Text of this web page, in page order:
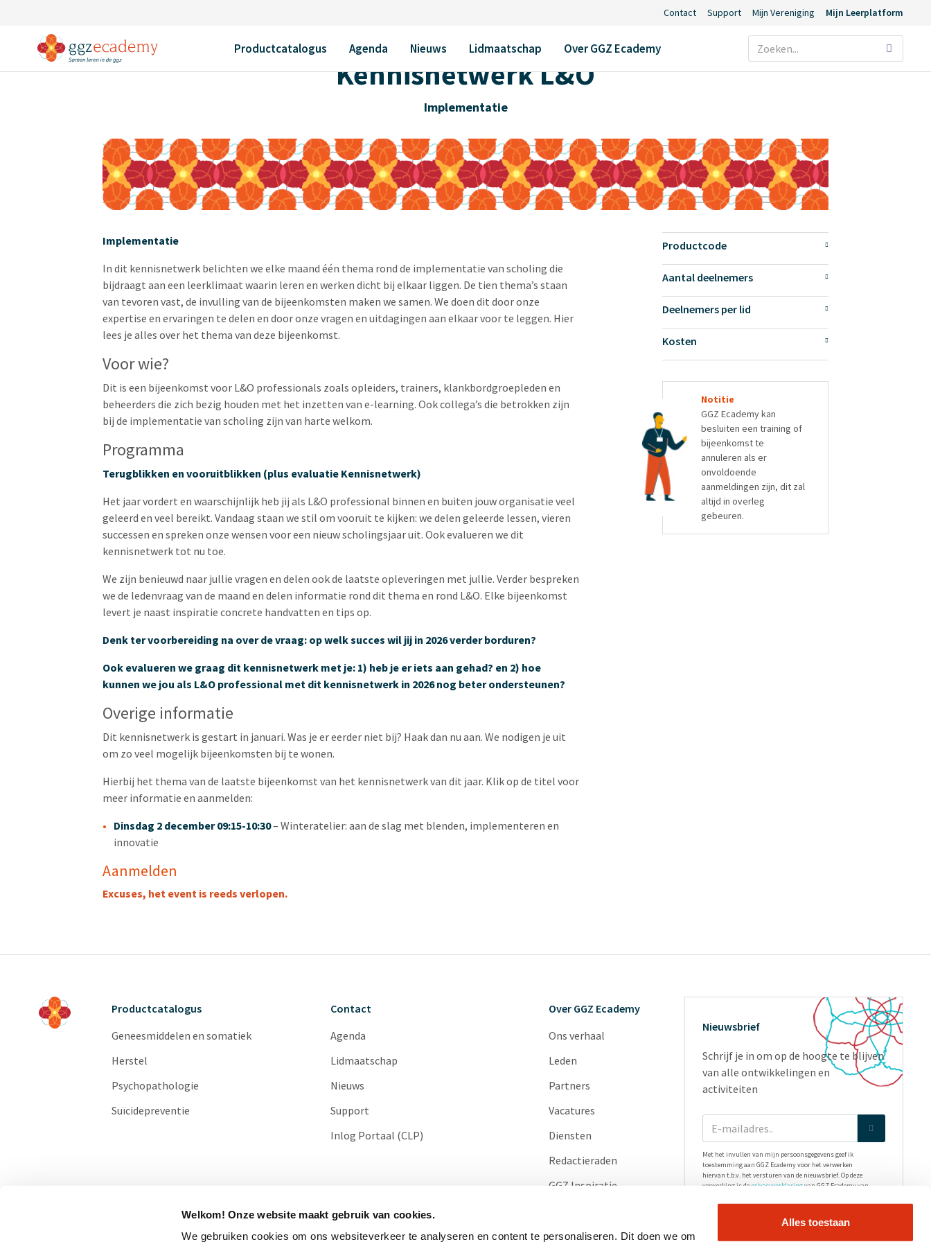
Welkom! Onze website maakt gebruik van cookies.
We gebruiken cookies om ons websiteverkeer te analyseren en content te personaliseren. Dit doen we om
Alles toestaan
Contact Support Mijn Vereniging Mijn Leerplatform
Productcatalogus Agenda Nieuws Lidmaatschap Over GGZ Ecademy
Home
Kennisnetwerk L&O
Implementatie
Implementatie
In dit kennisnetwerk belichten we elke maand één thema rond de implementatie van scholing die
bijdraagt aan een leerklimaat waarin leren en werken dicht bij elkaar liggen. De tien thema’s staan
van tevoren vast, de invulling van de bijeenkomsten maken we samen. We doen dit door onze
expertise en ervaringen te delen en door onze vragen en uitdagingen aan elkaar voor te leggen. Hier
lees je alles over het thema van deze bijeenkomst.
Voor wie?
Dit is een bijeenkomst voor L&O professionals zoals opleiders, trainers, klankbordgroepleden en
beheerders die zich bezig houden met het inzetten van e-learning. Ook collega’s die betrokken zijn
bij de implementatie van scholing zijn van harte welkom.
Programma
Terugblikken en vooruitblikken (plus evaluatie Kennisnetwerk)
Het jaar vordert en waarschijnlijk heb jij als L&O professional binnen en buiten jouw organisatie veel
geleerd en veel bereikt. Vandaag staan we stil om vooruit te kijken: we delen geleerde lessen, vieren
successen en spreken onze wensen voor een nieuw scholingsjaar uit. Ook evalueren we dit
kennisnetwerk tot nu toe.
We zijn benieuwd naar jullie vragen en delen ook de laatste opleveringen met jullie. Verder bespreken
we de ledenvraag van de maand en delen informatie rond dit thema en rond L&O. Elke bijeenkomst
levert je naast inspiratie concrete handvatten en tips op.
Denk ter voorbereiding na over de vraag: op welk succes wil jij in 2026 verder borduren?
Ook evalueren we graag dit kennisnetwerk met je: 1) heb je er iets aan gehad? en 2) hoe
kunnen we jou als L&O professional met dit kennisnetwerk in 2026 nog beter ondersteunen?
Overige informatie
Dit kennisnetwerk is gestart in januari. Was je er eerder niet bij? Haak dan nu aan. We nodigen je uit
om zo veel mogelijk bijeenkomsten bij te wonen.
Hierbij het thema van de laatste bijeenkomst van het kennisnetwerk van dit jaar. Klik op de titel voor
meer informatie en aanmelden:
Dinsdag 2 december 09:15-10:30–Winteratelier: aan de slag met blenden, implementeren en
innovatie
Productcode
Aantal deelnemers
Deelnemers per lid
Kosten
Notitie
GGZ Ecademy kan
besluiten een training of
bijeenkomst te
annuleren als er
onvoldoende
aanmeldingen zijn, dit zal
altijd in overleg
gebeuren.
Aanmelden
Excuses, het event is reeds verlopen.
Productcatalogus
Geneesmiddelen en somatiek
Herstel
Psychopathologie
Suïcidepreventie
Contact
Agenda
Lidmaatschap
Nieuws
Support
Inlog Portaal (CLP)
Over GGZ Ecademy
Ons verhaal
Leden
Partners
Vacatures
Diensten
Redactieraden
GGZ Inspiratie
Nieuwsbrief
Schrijf je in om op de hoogte te blijven
van alle ontwikkelingen en
activiteiten
Met het invullen van mijn persoonsgegevens geef ik
toestemming aan GGZ Ecademy voor het verwerken
hiervan t.b.v. het versturen van de nieuwsbrief. Op deze
verwerking is de privacyverklaringvan GGZ Ecademy van